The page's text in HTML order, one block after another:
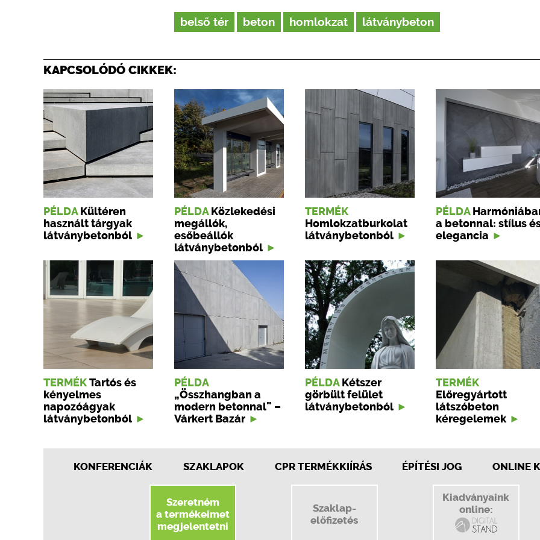
belső tér beton homlokzat látványbeton
KAPCSOLÓDÓ CIKKEK:
PÉLDA Kültéren
használt tárgyak
látványbetonból
PÉLDA Közlekedési
megállók,
esőbeállók
látványbetonból
TERMÉK
Homlokzatburkolat
látványbetonból
PÉLDA
a betonnal: stílus
elegancia
TERMÉK Tartós és
kényelmes
napozóágyak
látványbetonból
PÉLDA
„Összhangban a
modern betonnal” –
Várkert Bazár
PÉLDA Kétszer
görbült felület
látványbetonból
TERMÉK
Előregyártott
látszóbeton
kéregelemek
KONFERENCIÁK SZAKLAPOK CPR TERMÉKKIÍRÁS ÉPÍTÉSI JOG ONLINE
Szeretném
a termékeimet
megjelentetni
Szaklap-
előfizetés
Kiadványaink
online: